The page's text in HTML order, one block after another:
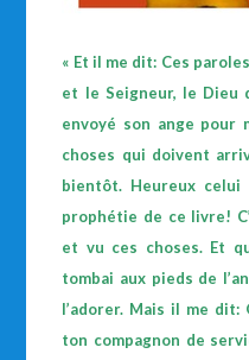
« Et il me dit: Ces
et le Seigneur, le Dieu
envoyé son ange pour
choses qui doivent
bientôt. Heureux
prophétie de ce livre!
et vu ces choses. Et
tombai aux pieds de
l’adorer. Mais il me
ton compagnon de